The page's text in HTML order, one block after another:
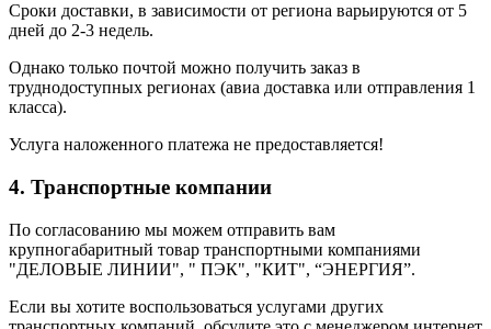
Сроки доставки, в зависимости от региона варьируются от 5
дней до 2-3 недель.
Однако только почтой можно получить заказ в
труднодоступных регионах (авиа доставка или отправления 1
класса).
Услуга наложенного платежа не предоставляется!
4. Транспортные компании
По согласованию мы можем отправить вам
крупногабаритный товар транспортными компаниями
"ДЕЛОВЫЕ ЛИНИИ", " ПЭК", "КИТ", “ЭНЕРГИЯ”.
Если вы хотите воспользоваться услугами других